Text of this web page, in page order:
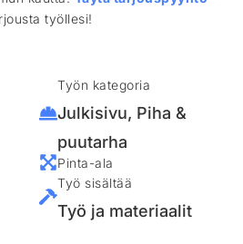
työllesi!
Työn kategoria
Julkisivu, Piha &
puutarha
Pinta-ala
Työ sisältää
Työ ja materiaalit